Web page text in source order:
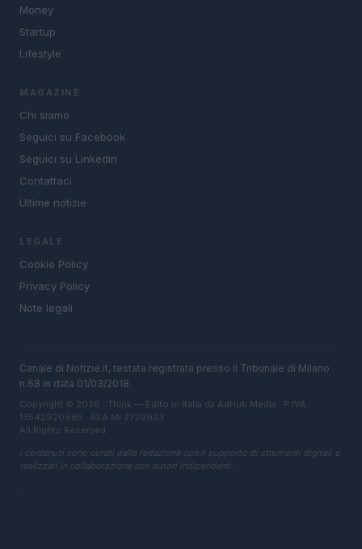
Money
Startup
Lifestyle
MAGAZINE
Chi siamo
Seguici su Facebook
Seguici su Linkedin
Contattaci
Ultime notizie
LEGALE
Cookie Policy
Privacy Policy
Note legali
Canale di Notizie.it, testata registrata presso il Tribunale di Milano
n.68 in data 01/03/2018
Copyright © 2026 · Think — Edito in Italia da AdHub Media · P.IVA
13542920965 · REA MI 2729933
All Rights Reserved
I contenuti sono curati dalla redazione con il supporto di strumenti digitali e
realizzati in collaborazione con autori indipendenti.